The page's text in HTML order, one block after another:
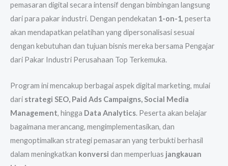
pemasaran digital secara intensif dengan bimbingan langsung
dari para pakar industri. Dengan pendekatan 1-on-1, peserta
akan mendapatkan pelatihan yang dipersonalisasi sesuai
dengan kebutuhan dan tujuan bisnis mereka bersama Pengajar
dari Pakar Industri Perusahaan Top Terkemuka.
Program ini mencakup berbagai aspek digital marketing, mulai
dari strategi SEO, Paid Ads Campaigns, Social Media
Management, hingga Data Analytics. Peserta akan belajar
bagaimana merancang, mengimplementasikan, dan
mengoptimalkan strategi pemasaran yang terbukti berhasil
dalam meningkatkan konversi dan memperluas jangkauan